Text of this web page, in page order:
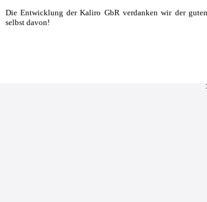
Die Entwicklung der Kaliro GbR verdanken wir der
selbst davon!